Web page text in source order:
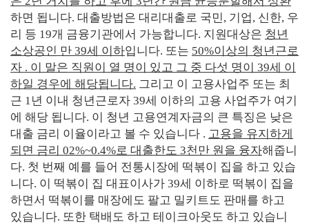
하면 됩니다. 대출방법은 대리대출로 국민, 기업, 신한, 우
리 등 19개 금융기관에서 가능합니다. 지원대상은 청년
소상공인 만 39세 이하입니다. 또는 50%이상의 청년근로
자 . 이 말은 직원이 열 명이 있고 그 중 다섯 명이 39세 이
하일 경우에 해당됩니다. 그리고 이 고용사업주 또는 최
근 1년 이내 청년근로자 39세 이하의 고용 사업주가 여기
에 해당 됩니다. 이 청년 고용연계자금의 큰 특징은 낮은
대출 금리 이율이라고 볼 수 있습니다 . 고용을 유지하게
되면 금리 02%~0.4%로 대출한도 3천만 원을 융자해줍니
다. 첫 번째 예를 들어 전통시장에 떡볶이 집을 하고 있습
니다. 이 떡볶이 집 대표이사가 39세 이하로 떡볶이 집을
하면서 떡볶이를 매장에도 팔고 밀키트도 판매를 하고
있습니다. 또한 택배도 하고 테이크아웃도 하고 있습니